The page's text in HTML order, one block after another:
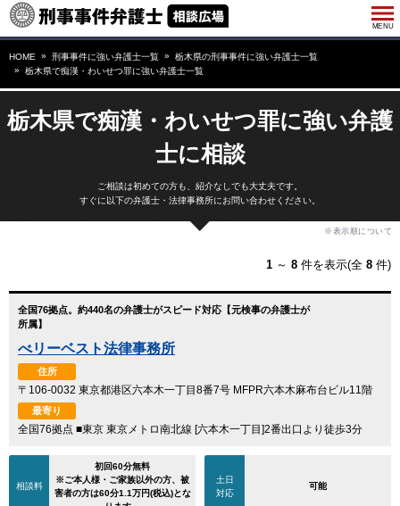
HOME 刑事事件に強い弁護士一覧
栃木県の刑事事件に強い弁護士一覧
栃木県で痴漢・わいせつ罪に強い弁護士一覧
栃木県で痴漢・わいせつ罪に強い弁護
士に相談
ご相談は初めての方も、紹介なしでも大丈夫です。
すぐに以下の弁護士・法律事務所にお問い合わせください。
※表示順について
1 ～ 8 件を表示(全 8 件)
全国76拠点。約440名の弁護士がスピード対応【元検事の弁護士が
所属】
べリーベスト法律事務所
住所
〒106-0032 東京都港区六本木一丁目8番7号 MFPR六本木麻布台ビル11階
最寄り
全国76拠点 ■東京 東京メトロ南北線 [六本木一丁目]2番出口より徒歩3分
相談料
初回60分無料
※ご本人様・ご家族以外の方、被
害者の方は60分1.1万円(税込)とな
土日
対応
可能